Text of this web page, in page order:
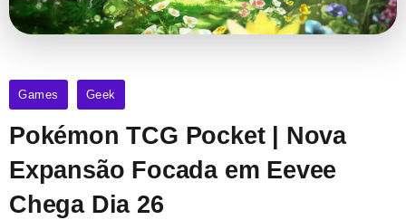
Games Geek
Pokémon TCG Pocket | Nova
Expansão Focada em Eevee
Chega Dia 26